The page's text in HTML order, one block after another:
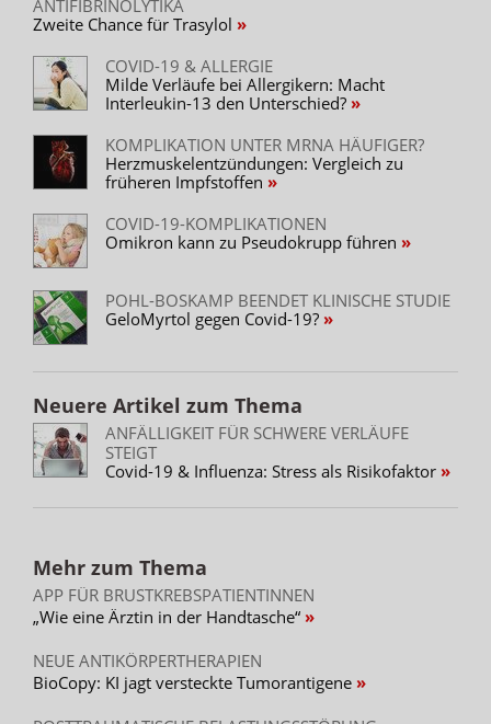
ANTIFIBRINOLYTIKA
Zweite Chance für Trasylol
COVID-19 & ALLERGIE
Milde Verläufe bei Allergikern: Macht
Interleukin-13 den Unterschied?
KOMPLIKATION UNTER MRNA HÄUFIGER?
Herzmuskelentzündungen: Vergleich zu
früheren Impfstoffen
COVID-19-KOMPLIKATIONEN
Omikron kann zu Pseudokrupp führen
POHL-BOSKAMP BEENDET KLINISCHE STUDIE
GeloMyrtol gegen Covid-19?
Neuere Artikel zum Thema
ANFÄLLIGKEIT FÜR SCHWERE VERLÄUFE
STEIGT
Covid-19 & Influenza: Stress als Risikofaktor
Mehr zum Thema
APP FÜR BRUSTKREBSPATIENTINNEN
„Wie eine Ärztin in der Handtasche“
NEUE ANTIKÖRPERTHERAPIEN
BioCopy: KI jagt versteckte Tumorantigene